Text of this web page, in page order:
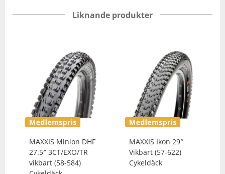
Liknande produkter
MAXXIS Minion DHF
27.5″ 3CT/EXO/TR
vikbart (58-584)
MAXXIS Ikon 29″
Vikbart (57-622)
Cykeldäck